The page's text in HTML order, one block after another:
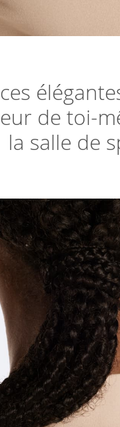
de toi-
la salle de